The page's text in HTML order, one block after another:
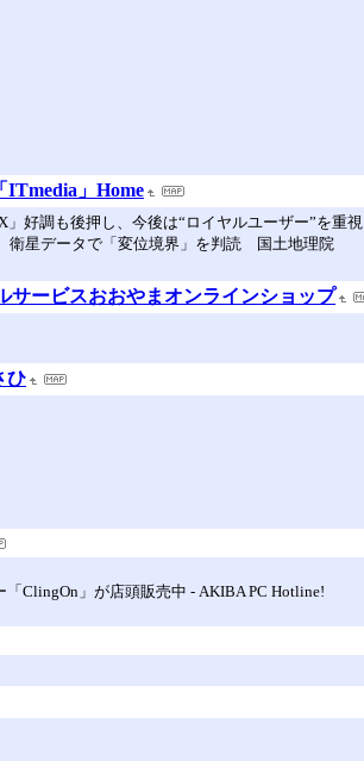
」Home
好調も後押し、今後は“ロイヤルユーザー”を重視
星データで「変位境界」を判読 国土地理院
サービスおおやまオンラインショップ
ひ
ClingOn」が店頭販売中 - AKIBA PC Hotline!